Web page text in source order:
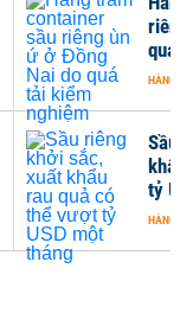
tỷ
HÀNG
HÀNG